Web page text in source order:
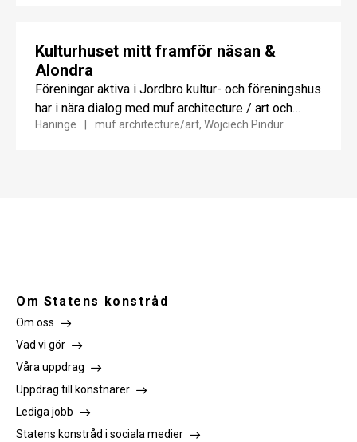
Kulturhuset mitt framför näsan &
Alondra
Föreningar aktiva i Jordbro kultur- och föreningshus
har i nära dialog med muf architecture / art och
lokala...
Haninge muf architecture/art, Wojciech Pindur
Om Statens konstråd
Om oss
Vad vi gör
Våra uppdrag
Uppdrag till konstnärer
Lediga jobb
Statens konstråd i sociala medier